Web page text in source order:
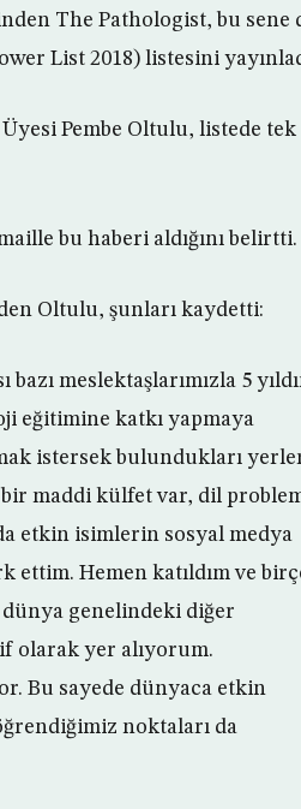
The Pathologist, bu sene
List 2018) listesini
Pembe Oltulu, listede tek
bu haberi aldığını belirtti.
Oltulu, şunları kaydetti:
meslektaşlarımızla 5
eğitimine katkı yapmaya
istersek bulundukları
maddi külfet var, dil
etkin isimlerin sosyal medya
ettim. Hemen katıldım ve
genelindeki diğer
olarak yer alıyorum.
Bu sayede dünyaca etkin
noktaları da